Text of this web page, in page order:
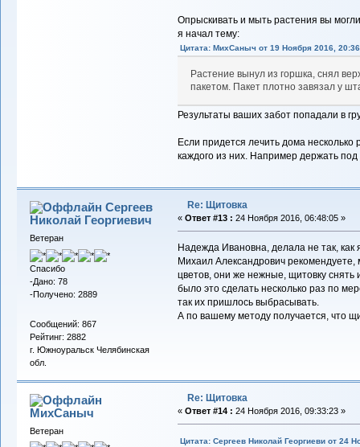
Опрыскивать и мыть растения вы
я начал тему:
Цитата: МихСаныч от 19 Ноября 2016,
Растение вынул из горшка, снял
пакетом. Пакет плотно завязал у
Результаты ваших забот попадали в
Если придется лечить дома
каждого из них. Например держать под
Сергеев
Николай Георгиевич
Ветеран
Спасибо
-Дано: 78
-Получено: 2889
Сообщений: 867
Рейтинг: 2882
г. Южноуральск Челябинская
обл.
Re: Щитовка
« Ответ #13 : 24 Ноября 2016, 06:48:05 »
Надежда Ивановна, делала не так,
Михаил Александрович
цветов, они же нежные, щитовку снять
было это сделать несколько раз по
так их пришлось выбрасывать.
А по вашему методу получается, что
МихСаныч
Ветеран
Re: Щитовка
« Ответ #14 : 24 Ноября 2016, 09:33:23 »
Цитата: Сергеев Николай Георгиеви от 24